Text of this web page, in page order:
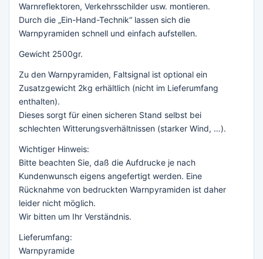
Warnreflektoren, Verkehrsschilder usw. montieren.
Durch die „Ein-Hand-Technik“ lassen sich die
Warnpyramiden schnell und einfach aufstellen.
Gewicht 2500gr.
Zu den Warnpyramiden, Faltsignal ist optional ein
Zusatzgewicht 2kg erhältlich (nicht im Lieferumfang
enthalten).
Dieses sorgt für einen sicheren Stand selbst bei
schlechten Witterungsverhältnissen (starker Wind, …).
Wichtiger Hinweis:
Bitte beachten Sie, daß die Aufdrucke je nach
Kundenwunsch eigens angefertigt werden. Eine
Rücknahme von bedruckten Warnpyramiden ist daher
leider nicht möglich.
Wir bitten um Ihr Verständnis.
Lieferumfang:
Warnpyramide